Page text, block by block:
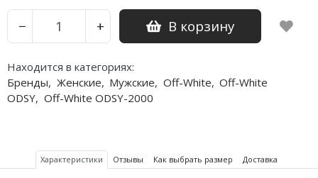
− + В корзину
Находится в категориях:
Бренды, Женские, Мужские, Off-White, Off-White
ODSY, Off-White ODSY-2000
Характеристики Отзывы Как выбрать размер Доставка
Air Jordan 11
Air Jordan 12
Air Jordan 13
Air Jordan 15
Nike GT
Nike Ja
Nike Book
Nike Kyrie